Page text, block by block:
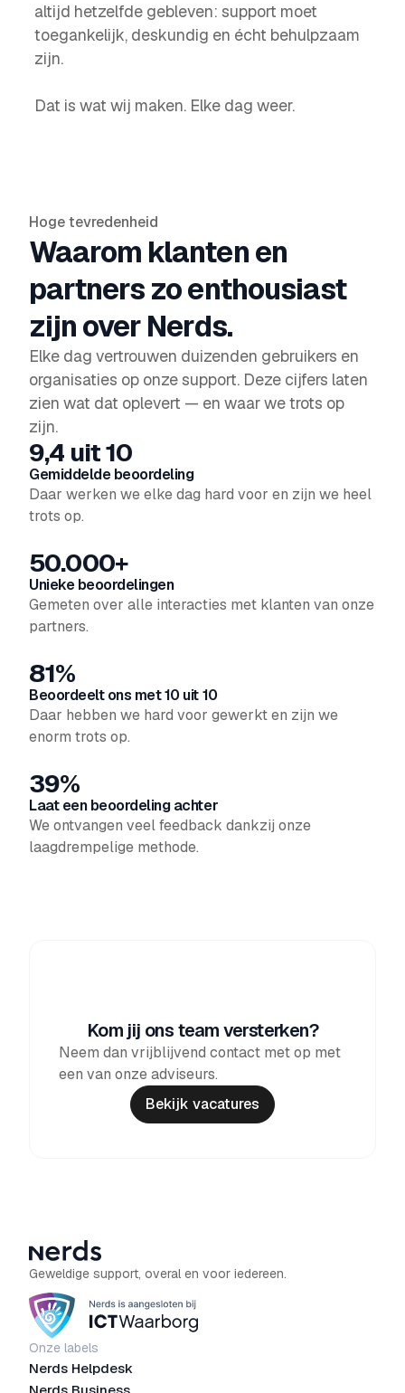
altijd hetzelfde gebleven: support moet
toegankelijk, deskundig en écht behulpzaam
zijn.
Dat is wat wij maken. Elke dag weer.
Hoge tevredenheid
Waarom klanten en
partners zo enthousiast
zijn over Nerds.
Elke dag vertrouwen duizenden gebruikers en
organisaties op onze support. Deze cijfers laten
zien wat dat oplevert — en waar we trots op
zijn.
9,4 uit 10
Gemiddelde beoordeling
Daar werken we elke dag hard voor en zijn we heel
trots op.
50.000+
Unieke beoordelingen
Gemeten over alle interacties met klanten van onze
partners.
81%
Beoordeelt ons met 10 uit 10
Daar hebben we hard voor gewerkt en zijn we
enorm trots op.
39%
Laat een beoordeling achter
We ontvangen veel feedback dankzij onze
laagdrempelige methode.
Kom jij ons team versterken?
Neem dan vrijblijvend contact met op met
een van onze adviseurs.
Bekijk vacatures
Geweldige support, overal en voor iedereen.
Onze labels
Nerds Helpdesk